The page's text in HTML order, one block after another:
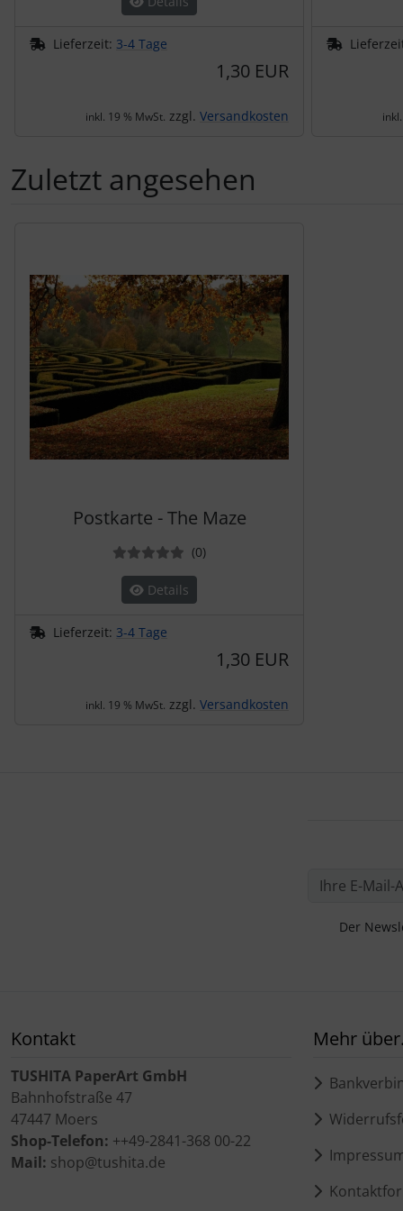
Lieferzeit: 3-4 Tage
1,30 EUR
inkl. 19 % MwSt. zzgl. Versandkosten
Zuletzt angesehen
Postkarte - The Maze
(0Bewertungen
)
Details
Lieferzeit: 3-4 Tage
1,30 EUR
inkl. 19 % MwSt. zzgl. Versandkosten
Der
Kontakt
TUSHITA PaperArt GmbH
Bahnhofstraße 47
47447 Moers
Shop-Telefon: ++49-2841-368 00-22
Mail: shop@tushita.de
Mehr